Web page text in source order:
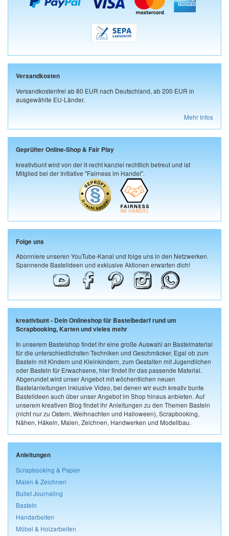
Versandkosten
Versandkostenfrei ab 80 EUR nach Deutschland, ab 200 EUR in
ausgewählte EU-Länder.
Mehr Infos
Geprüfter Online-Shop & Fair Play
kreativbunt wird von der it-recht kanzlei rechtlich betreut und ist
Mitglied bei der Initiative "Fairness im Handel".
Folge uns
Abonniere unseren YouTube-Kanal und folge uns in den Netzwerken.
Spannende Bastelideen und exklusive Aktionen erwarten dich!
kreativbunt - Dein Onlineshop für Bastelbedarf rund um
Scrapbooking, Karten und vieles mehr
In unserem Bastelshop findet ihr eine große Auswahl an Bastelmaterial
für die unterschiedlichsten Techniken und Geschmäcker. Egal ob zum
Basteln mit Kindern und Kleinkindern, zum Gestalten mit Jugendlichen
oder Basteln für Erwachsene, hier findet ihr das passende Material.
Abgerundet wird unser Angebot mit wöchentlichen neuen
Bastelanleitungen inklusive Video, bei denen wir euch kreativ bunte
Bastelideen auch über unser Angebot im Shop hinaus anbieten. Auf
unserem kreativen Blog findet ihr Anleitungen zu den Themen Basteln
(nicht nur zu Ostern, Weihnachten und Halloween), Scrapbooking,
Nähen, Häkeln, Malen, Zeichnen, Handwerken und Modellbau.
Anleitungen
Scrapbooking & Papier
Malen & Zeichnen
Bullet Journaling
Basteln
Handarbeiten
Möbel & Holzarbeiten